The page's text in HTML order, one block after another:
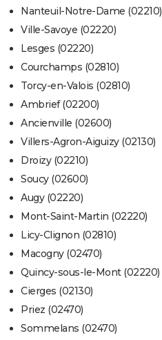
Nanteuil-Notre-Dame (02210)
Ville-Savoye (02220)
Lesges (02220)
Courchamps (02810)
Torcy-en-Valois (02810)
Ambrief (02200)
Ancienville (02600)
Villers-Agron-Aiguizy (02130)
Droizy (02210)
Soucy (02600)
Augy (02220)
Mont-Saint-Martin (02220)
Licy-Clignon (02810)
Macogny (02470)
Quincy-sous-le-Mont (02220)
Cierges (02130)
Priez (02470)
Sommelans (02470)